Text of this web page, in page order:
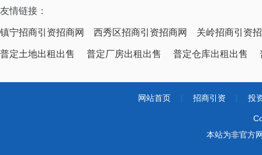
友情链接：
镇宁招商引资招商网 西秀区招商引资招商网 关岭招商引资
普定土地出租出售 普定厂房出租出售 普定仓库出租出售
网站首页 招商引资 投
本站为非官方